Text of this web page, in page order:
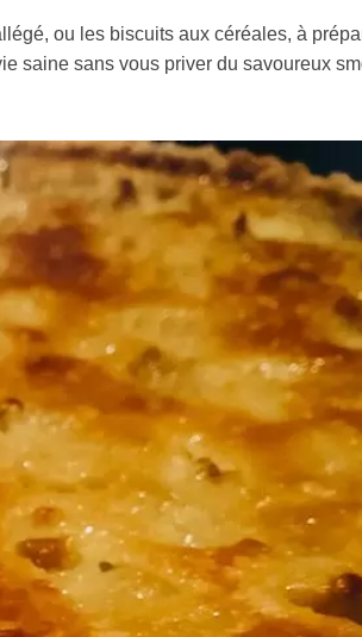
ou les biscuits aux céréales, à
saine sans vous priver du savoureux